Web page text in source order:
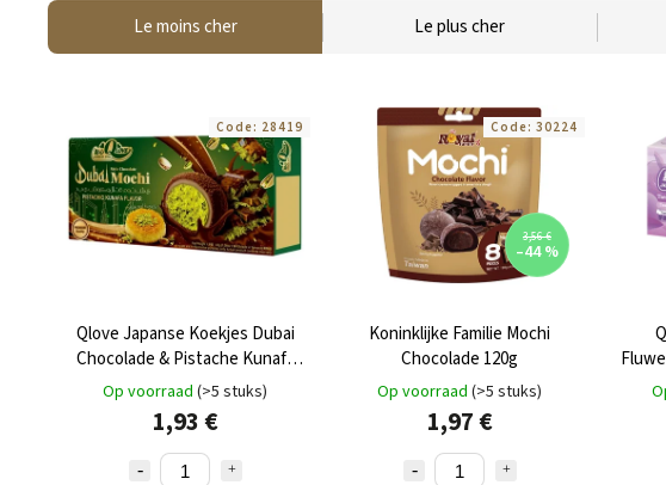
Le moins cher Le plus cher
Qlove Japanse Koekjes Dubai
Chocolade & Pistache Kunafa
Deluxe Mochi 45g
Op voorraad (>5 stuks)
1,93 €
Code: 28419
3,56 €
–44 %
Koninklijke Familie Mochi
Chocolade 120g
Op voorraad (>5 stuks)
1,97 €
Code: 30224